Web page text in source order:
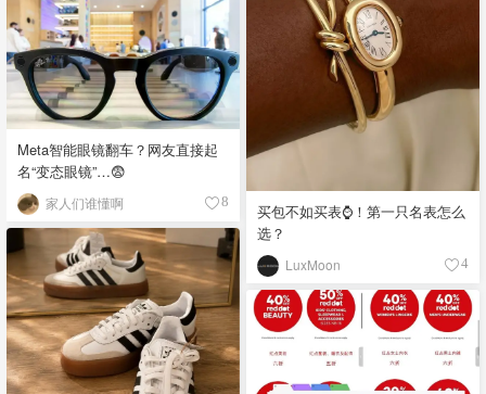
买包不如买表⌚️！第一只名表怎么
选？
LuxMoon 4
Meta智能眼镜翻车？网友直接起
名“变态眼镜”…😨
家人们谁懂啊 8